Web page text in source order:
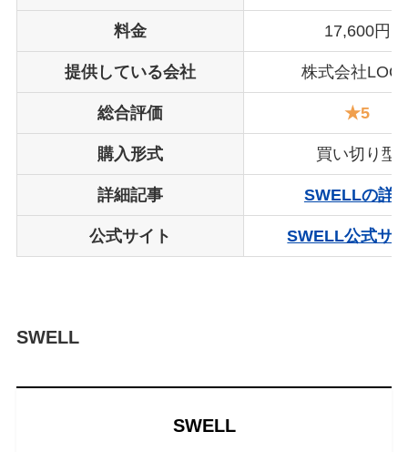
料金 17,600円
提供している会社 株式会社
総合評価 ★5
購入形式 買い切り型
詳細記事 SWELLの詳
公式サイト SWELL公式サ
SWELL
SWELL